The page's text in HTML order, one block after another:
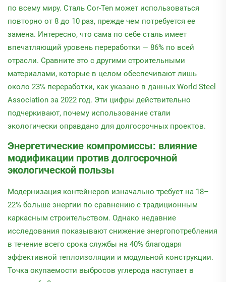
по всему миру. Сталь Cor-Ten может использоваться
повторно от 8 до 10 раз, прежде чем потребуется ее
замена. Интересно, что сама по себе сталь имеет
впечатляющий уровень переработки — 86% по всей
отрасли. Сравните это с другими строительными
материалами, которые в целом обеспечивают лишь
около 23% переработки, как указано в данных World Steel
Association за 2022 год. Эти цифры действительно
подчеркивают, почему использование стали
экологически оправдано для долгосрочных проектов.
Энергетические компромиссы: влияние
модификации против долгосрочной
экологической пользы
Модернизация контейнеров изначально требует на 18–
22% больше энергии по сравнению с традиционным
каркасным строительством. Однако недавние
исследования показывают снижение энергопотребления
в течение всего срока службы на 40% благодаря
эффективной теплоизоляции и модульной конструкции.
Точка окупаемости выбросов углерода наступает в